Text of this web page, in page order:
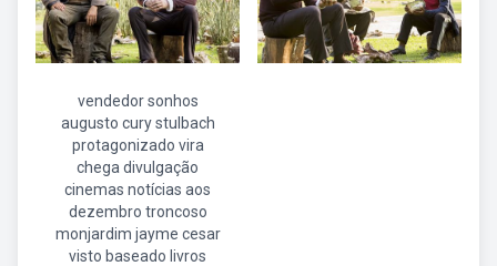
vendedor sonhos
augusto cury stulbach
protagonizado vira
chega divulgação
cinemas notícias aos
dezembro troncoso
monjardim jayme cesar
visto baseado livros